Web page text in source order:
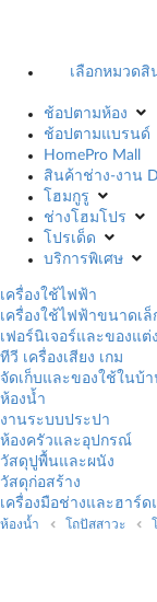
เลือกหมวดสิ
ช้อปตามห้อง
ช้อปตามแบรนด์
HomePro Mall
สินค้าช่าง-งาน
โฮมกูรู
ช่างโฮมโปร
โปรเด็ด
บริการพิเศษ
เครื่องใช้ไฟฟ้า
เครื่องใช้ไฟฟ้าขนาดเล็
เฟอร์นิเจอร์และของแต่
ทีวี เครื่องเสียง เกม
จัดเก็บและของใช้ในบ้
ห้องน้ำ
งานระบบประปา
ห้องครัวและอุปกรณ์
วัสดุปูพื้นและผนัง
วัสดุก่อสร้าง
เครื่องมือช่างและฮาร์ด
ห้องน้ำ โถปัสสาวะ